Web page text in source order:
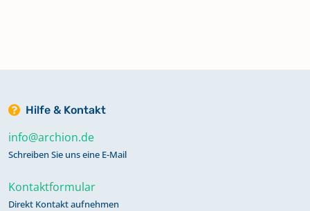
Hilfe & Kontakt
info@archion.de
Schreiben Sie uns eine E-Mail
Kontaktformular
Direkt Kontakt aufnehmen